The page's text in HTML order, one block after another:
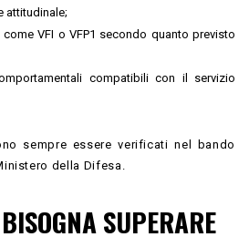
attitudinale;
VFI o VFP1 secondo quanto previsto
compatibili con il servizio
sempre essere verificati nel bando
della Difesa.
SUPERARE